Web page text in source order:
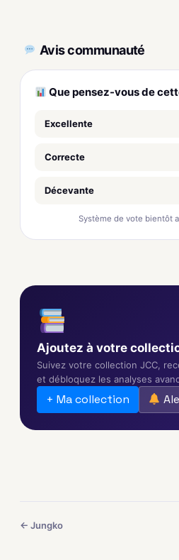
Avis communauté
Que pensez-vous de
Excellente
Correcte
Décevante
Système de vote bientôt
Ajoutez à votre
Suivez votre collection JCC,
et débloquez les analyses
+ Ma collection
← Jungko